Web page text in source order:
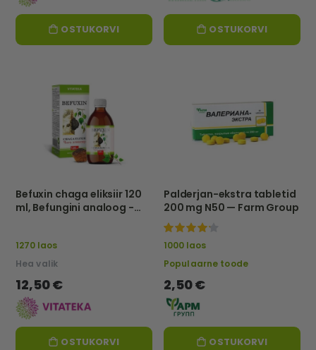
OSTUKORVI OSTUKORVI
Befuxin chaga eliksiir 120
ml, Befungini analoog -
1270 laos
Hea valik
12,50 €
OSTUKORVI
Palderjan-ekstra tabletid
200 mg N50 — Farm Group
100%
1000 laos
Populaarne toode
2,50 €
OSTUKORVI